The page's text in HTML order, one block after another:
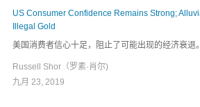
US Consumer Confidence Remains Strong;
Illegal Gold
美国消费者信心十足，阻止了可能出现的经济衰退。
Russell Shor（罗素·肖尔)
九月 23, 2019